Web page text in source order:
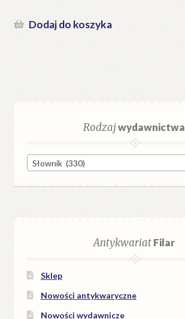
Dodaj do koszyka
Rodzajwydawnictwa
Słownik (330)
AntykwariatFilar
Sklep
Nowości antykwaryczne
Nowości wydawnicze